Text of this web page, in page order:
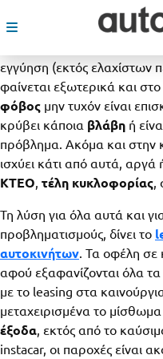
ανατιμήσεις
οδηγήσει πολύ κόσμο προς
, όπου
εγγύηση (εκτός
φαίνεται εξωτερικά και
φόβος μην τυχόν είναι
κρύβει κάποια βλάβη ή
πρόβλημα. Ακόμα και στην
ισχύει κάτι από αυτά,
ΚΤΕΟ, τέλη κυκλοφορίας,
Τη λύση για όλα αυτά και
προβληματισμούς, δίνει το
αυτοκινήτων. Τα οφέλη σε
αφού εξαφανίζονται όλα
με το leasing στα
μεταχειρισμένα το
έξοδα, εκτός από το
instacar, οι παροχές είναι